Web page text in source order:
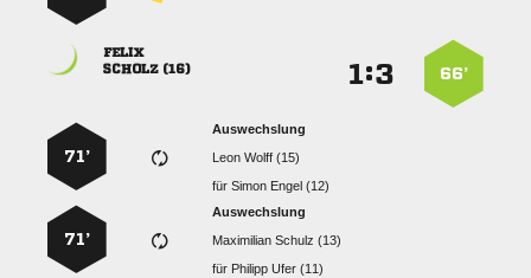
66’
:

 
Auswechslung
  
für  
71’
Auswechslung
  
für   
71’